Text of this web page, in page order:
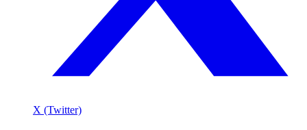
X (Twitter)